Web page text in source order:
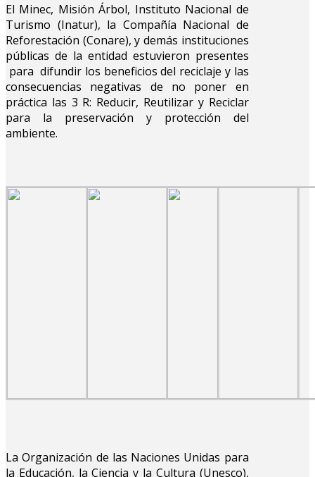
El Minec, Misión Árbol, Instituto Nacional de
Turismo (Inatur), la Compañía Nacional de
Reforestación (Conare), y demás instituciones
públicas de la entidad estuvieron presentes
para difundir los beneficios del reciclaje y las
consecuencias negativas de no poner en
práctica las 3 R: Reducir, Reutilizar y Reciclar
para la preservación y protección del
ambiente.
La Organización de las Naciones Unidas para
la Educación, la Ciencia y la Cultura (Unesco),